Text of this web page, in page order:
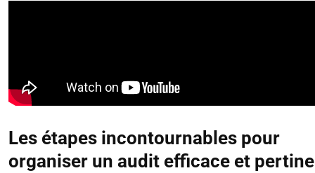
Les étapes incontournables pour
organiser un audit efficace et